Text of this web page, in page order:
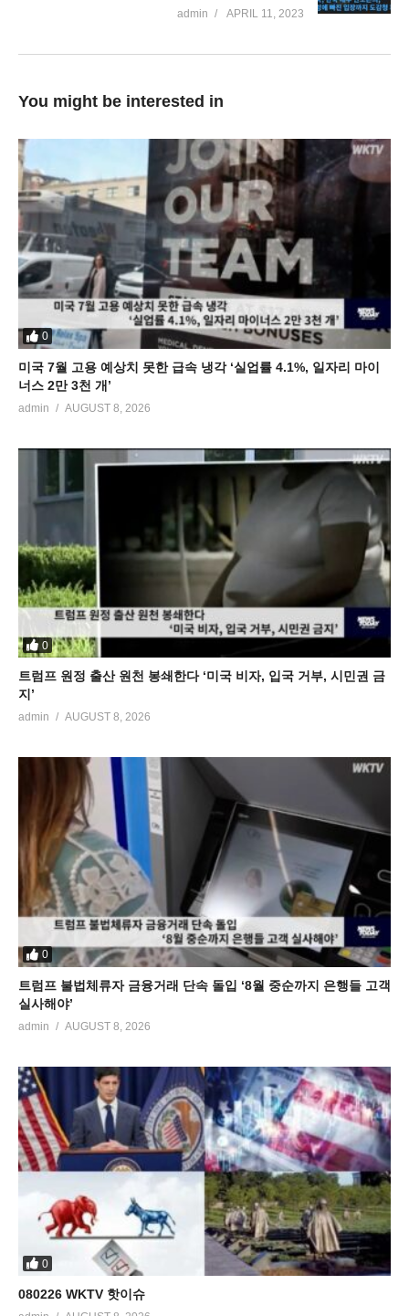
admin APRIL 11, 2023
You might be interested in
0
미국 7월 고용 예상치 못한 급속 냉각 ‘실업률 4.1%, 일자리 마이
너스 2만 3천 개’
admin AUGUST 8, 2026
0
트럼프 원정 출산 원천 봉쇄한다 ‘미국 비자, 입국 거부, 시민권 금
지’
admin AUGUST 8, 2026
0
트럼프 불법체류자 금융거래 단속 돌입 ‘8월 중순까지 은행들 고객
실사해야’
admin AUGUST 8, 2026
0
080226 WKTV 핫이슈